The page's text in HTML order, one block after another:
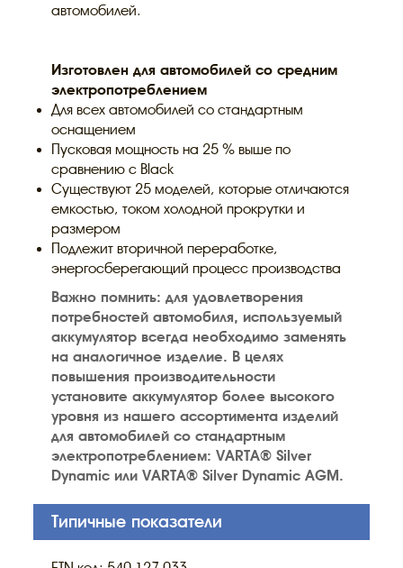
автомобилей.
Изготовлен для автомобилей со средним
электропотреблением
Для всех автомобилей со стандартным
оснащением
Пусковая мощность на 25 % выше по
сравнению с Black
Существуют 25 моделей, которые отличаются
емкостью, током холодной прокрутки и
размером
Подлежит вторичной переработке,
энергосберегающий процесс производства
Важно помнить: для удовлетворения
потребностей автомобиля, используемый
аккумулятор всегда необходимо заменять
на аналогичное изделие. В целях
повышения производительности
установите аккумулятор более высокого
уровня из нашего ассортимента изделий
для автомобилей со стандартным
электропотреблением: VARTA® Silver
Dynamic или VARTA® Silver Dynamic AGM.
Типичные показатели